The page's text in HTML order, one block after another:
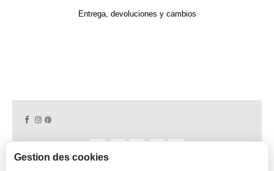
Entrega, devoluciones y cambios
Gestion des cookies